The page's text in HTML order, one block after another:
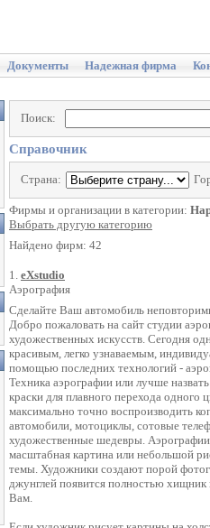
Документы Надежная фирма
Поиск:
Справочник
Страна:
Фирмы и организации в категории:
Выбрать другую категорию
Найдено фирм: 42
1. eХstudio
Аэрография
Cделайте Ваш автомобиль
Добро пожаловать на сайт студии
художественных искусств. Сегодня
красивым, легко узнаваемым,
помощью последних технологий -
Техника аэрографии или лучше
краски для плавного перехода одного
максимально точно воспроизводить
автомобили, мотоциклы, сотовые
художественные шедевры.
масштабная картина или небольшой
темы. Художники создают порой
джунглей появится полностью
Вам.